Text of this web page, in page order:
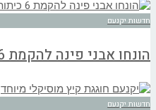
חדשות יקנעם
הונחו אבני פינה להקמת 6 כיתות גני ילדים ביקנעם
חדשות יקנעם